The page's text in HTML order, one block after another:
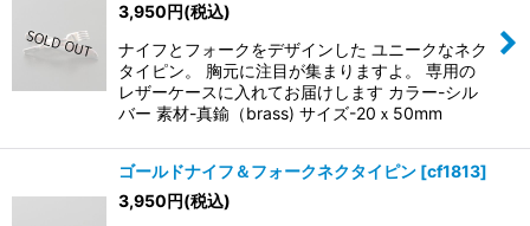
3,950円(税込)
ナイフとフォークをデザインした ユニークなネク
タイピン。 胸元に注目が集まりますよ。 専用の
レザーケースに入れてお届けします カラー-シル
バー 素材-真鍮（brass) サイズ-20ｘ50mm
ゴールドナイフ＆フォークネクタイピン [cf1813]
3,950円(税込)